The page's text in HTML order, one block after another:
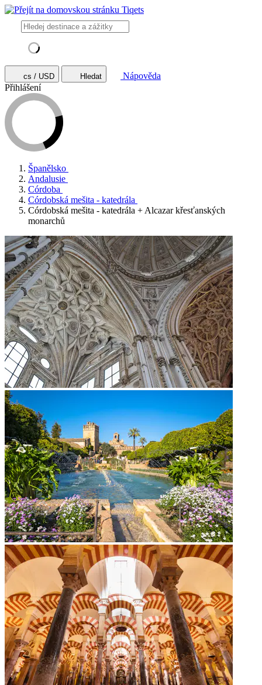
cs / USD Hledat
Nápověda
Přihlášení
Španělsko
Andalusie
Córdoba
Córdobská mešita - katedrála
Córdobská mešita - katedrála + Alcazar křesťanských
monarchů